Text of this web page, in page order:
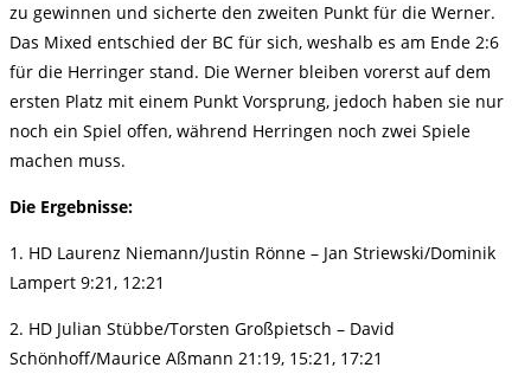
zu gewinnen und sicherte den zweiten Punkt für die Werner.
Das Mixed entschied der BC für sich, weshalb es am Ende 2:6
für die Herringer stand. Die Werner bleiben vorerst auf dem
ersten Platz mit einem Punkt Vorsprung, jedoch haben sie nur
noch ein Spiel offen, während Herringen noch zwei Spiele
machen muss.
Die Ergebnisse:
1. HD Laurenz Niemann/Justin Rönne – Jan Striewski/Dominik
Lampert 9:21, 12:21
2. HD Julian Stübbe/Torsten Großpietsch – David
Schönhoff/Maurice Aßmann 21:19, 15:21, 17:21